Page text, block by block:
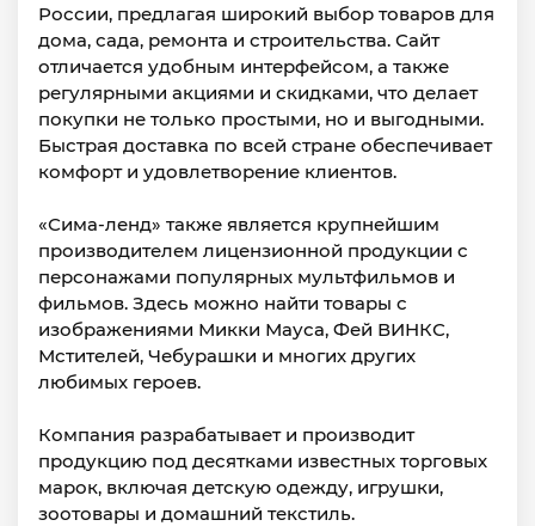
России, предлагая широкий выбор товаров для
дома, сада, ремонта и строительства. Сайт
отличается удобным интерфейсом, а также
регулярными акциями и скидками, что делает
покупки не только простыми, но и выгодными.
Быстрая доставка по всей стране обеспечивает
комфорт и удовлетворение клиентов.
«Сима-ленд» также является крупнейшим
производителем лицензионной продукции с
персонажами популярных мультфильмов и
фильмов. Здесь можно найти товары с
изображениями Микки Мауса, Фей ВИНКС,
Мстителей, Чебурашки и многих других
любимых героев.
Компания разрабатывает и производит
продукцию под десятками известных торговых
марок, включая детскую одежду, игрушки,
зоотовары и домашний текстиль.